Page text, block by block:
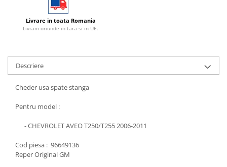
Livrare in toata Romania
Livram oriunde in tara si in UE.
Descriere
Cheder usa spate stanga
Pentru model :
- CHEVROLET AVEO T250/T255 2006-2011
Cod piesa : 96649136
Reper Original GM